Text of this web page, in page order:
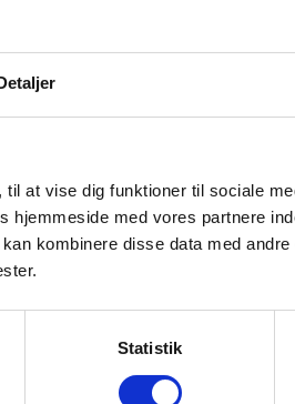
at vise dig funktioner til sociale
med vores partnere
kombinere disse data med
Statistik
Fodbold & Playertek